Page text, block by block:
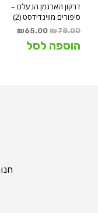
דרקון הארגמן הנעלם –
סיפורים מווינדידסט (2)
₪78.00
המחיר
המקורי
היה:
₪65.00
הוספה לסל